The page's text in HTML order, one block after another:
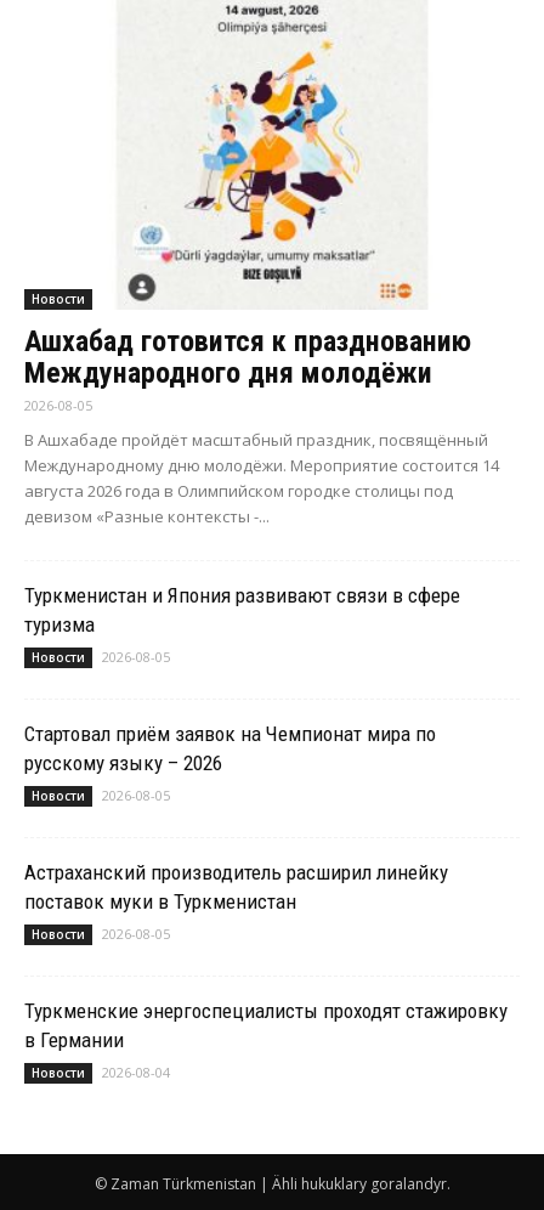
Новости
Ашхабад готовится к празднованию
Международного дня молодёжи
2026-08-05
В Ашхабаде пройдёт масштабный праздник, посвящённый
Международному дню молодёжи. Мероприятие состоится 14
августа 2026 года в Олимпийском городке столицы под
девизом «Разные контексты -...
Туркменистан и Япония развивают связи в сфере
туризма
Новости 2026-08-05
Стартовал приём заявок на Чемпионат мира по
русскому языку – 2026
Новости 2026-08-05
Астраханский производитель расширил линейку
поставок муки в Туркменистан
Новости 2026-08-05
Туркменские энергоспециалисты проходят стажировку
в Германии
Новости 2026-08-04
© Zaman Türkmenistan | Ähli hukuklary goralandyr.